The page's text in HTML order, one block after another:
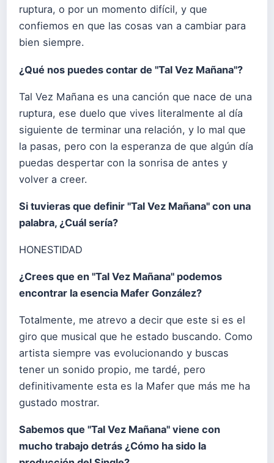
ruptura, o por un momento difícil, y que
confiemos en que las cosas van a cambiar para
bien siempre.
¿Qué nos puedes contar de "Tal Vez Mañana"?
Tal Vez Mañana es una canción que nace de una
ruptura, ese duelo que vives literalmente al día
siguiente de terminar una relación, y lo mal que
la pasas, pero con la esperanza de que algún día
puedas despertar con la sonrisa de antes y
volver a creer.
Si tuvieras que definir "Tal Vez Mañana" con una
palabra, ¿Cuál sería?
HONESTIDAD
¿Crees que en "Tal Vez Mañana" podemos
encontrar la esencia Mafer González?
Totalmente, me atrevo a decir que este si es el
giro que musical que he estado buscando. Como
artista siempre vas evolucionando y buscas
tener un sonido propio, me tardé, pero
definitivamente esta es la Mafer que más me ha
gustado mostrar.
Sabemos que "Tal Vez Mañana" viene con
mucho trabajo detrás ¿Cómo ha sido la